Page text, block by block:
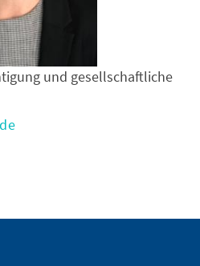
und gesellschaftliche